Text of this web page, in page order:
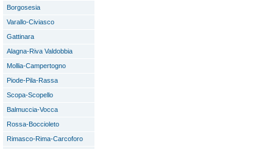
Borgosesia
Varallo-Civiasco
Gattinara
Alagna-Riva Valdobbia
Mollia-Campertogno
Piode-Pila-Rassa
Scopa-Scopello
Balmuccia-Vocca
Rossa-Boccioleto
Rimasco-Rima-Carcoforo